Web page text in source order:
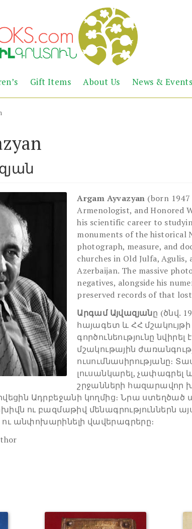
Abril
Books
the
Armenian
Gift Items About Us News & Events
Argam Ayvazyan (born
Armenologist, and Honored
his scientific career to
monuments of the historical
photograph, measure, and
churches in Old Julfa,
Azerbaijan. The massive
negatives, alongside his
preserved records of that
Արգամ Այվազյանը (ծնվ.
հայագետ և ՀՀ
գործունեությունը
մշակութային
ուսումնասիրությանը։
լուսանկարել, չափագրել
շրջանների հազարավոր
Ադրբեջանի կողմից։ Նրա
ու բազմաթիվ մենագրություններն
անփոխարինելի վավերագրերը։